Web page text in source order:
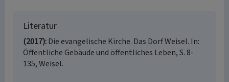
Literatur
(2017) Die evangelische Kirche. Das Dorf Weisel. In:
Öffentliche Gebäude und öffentliches Leben, S. 8-
135, Weisel.